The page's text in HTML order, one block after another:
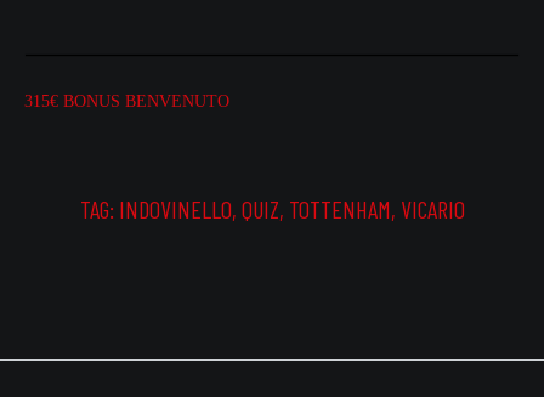
315€ BONUS BENVENUTO
TAG: INDOVINELLO, QUIZ, TOTTENHAM, VICARIO